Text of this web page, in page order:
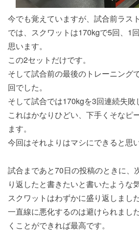
今でも覚えていますが、試合前ラス
では、スクワットは170kgで5回、1
思います。
この2セットだけです。
そして試合前の最後のトレーニング
回でした。
そして試合では170kgを3回連続失敗
これはかなりひどい、下手くそなピ
ます。
今回はそれよりはマシにできると思い
試合まであと70日の投稿のときに、
り返したと書きたいと書いたような
スクワットはわずかに盛り返しました
一直線に悪化するのは避けられまし
くことができれば最高です。